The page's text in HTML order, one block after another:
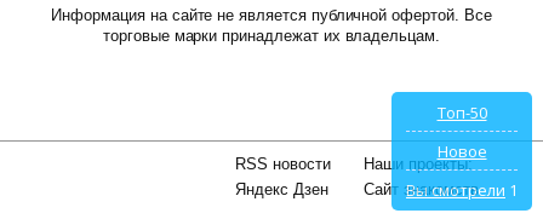
Информация на сайте не является публичной офертой. Все
торговые марки принадлежат их владельцам.
RSS новости
Яндекс Дзен
Наши проекты:
Сайт знакомств
Топ-50
Новое
Вы смотрели 1